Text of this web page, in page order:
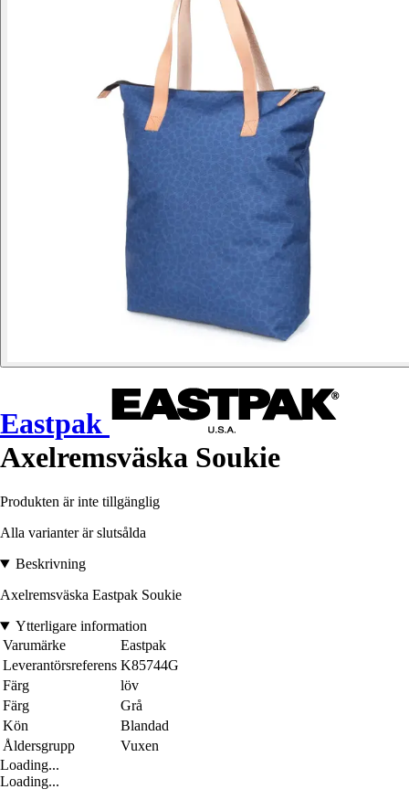
Eastpak
Axelremsväska Soukie
Produkten är inte tillgänglig
Alla varianter är slutsålda
Beskrivning
Axelremsväska Eastpak Soukie
Ytterligare information
Varumärke
Eastpak
Leverantörsreferens K85744G
Färg
löv
Färg
Grå
Kön
Blandad
Åldersgrupp
Vuxen
Loading...
Loading...